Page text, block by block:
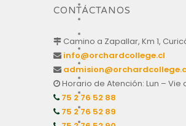
CONTÁCTANOS
Camino a Zapallar, Km 1,
info@orchardcollege.cl
Horario de Atención: Lun – Vie
75 2 76 52 88
75 2 76 52 89